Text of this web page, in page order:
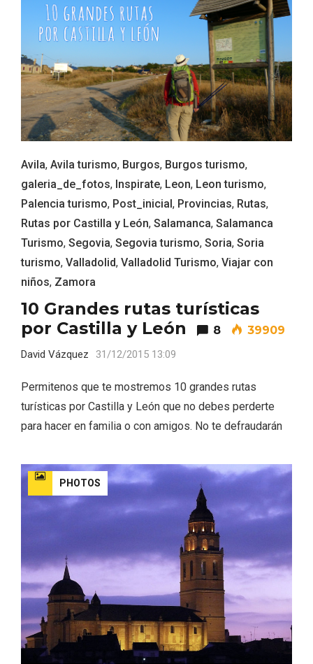
Avila, Avila turismo, Burgos, Burgos turismo,
galeria_de_fotos, Inspirate, Leon, Leon turismo,
Palencia turismo, Post_inicial, Provincias, Rutas,
Rutas por Castilla y León, Salamanca, Salamanca
Turismo, Segovia, Segovia turismo, Soria, Soria
turismo, Valladolid, Valladolid Turismo, Viajar con
niños, Zamora
10 Grandes rutas turísticas
por Castilla y León
8 39909
David Vázquez 31/12/2015 13:09
Permitenos que te mostremos 10 grandes rutas
turísticas por Castilla y León que no debes perderte
para hacer en familia o con amigos. No te defraudarán
PHOTOS
VII Feria del Vino de Sotillo 2026 ‘Sotillo,
el Vino y Yo’
Feria del Vino de Toro 2026; descubre
“Otros Vinos de Toro”
V Feria Europea del Queso 2026 en
Serrada